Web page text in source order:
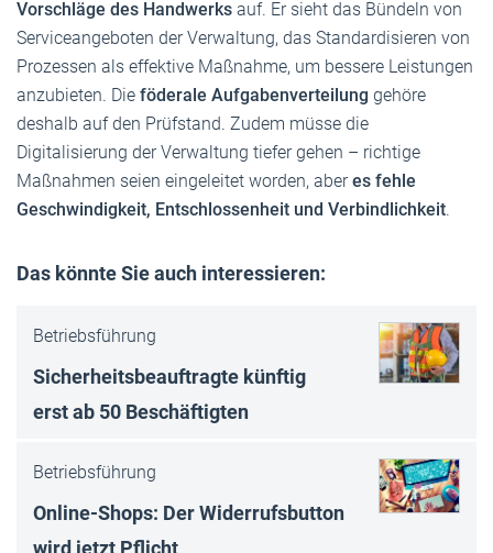
Vorschläge des Handwerks auf. Er sieht das Bündeln von
Serviceangeboten der Verwaltung, das Standardisieren von
Prozessen als effektive Maßnahme, um bessere Leistungen
anzubieten. Die föderale Aufgabenverteilung gehöre
deshalb auf den Prüfstand. Zudem müsse die
Digitalisierung der Verwaltung tiefer gehen – richtige
Maßnahmen seien eingeleitet worden, aberes fehle
Geschwindigkeit, Entschlossenheit und Verbindlichkeit.
Das könnte Sie auch interessieren:
Betriebsführung
Sicherheitsbeauftragte künftig
erst ab 50 Beschäftigten
Betriebsführung
Online-Shops: Der Widerrufsbutton
wird jetzt Pflicht